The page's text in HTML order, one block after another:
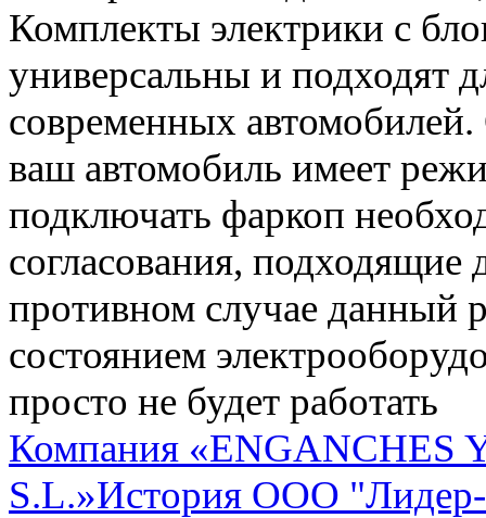
Комплекты электрики с
универсальны и подходят
современных
ваш автомобиль имеет
подключать фаркоп
согласования,
противном случае данный
состоянием
просто не будет работать
Компания «ENGANCHES
S.L.»История ООО